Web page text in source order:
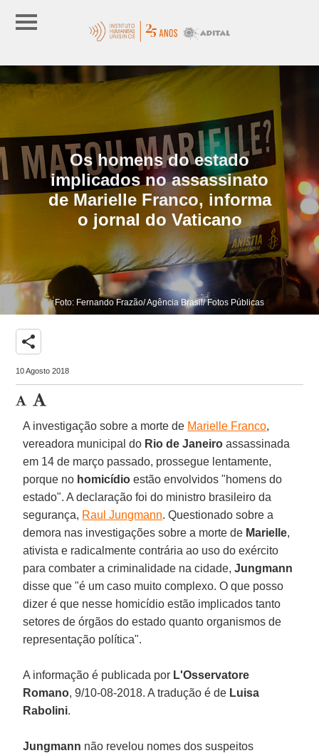
Os homens do estado
implicados no assassinato
de Marielle Franco, informa
o jornal do Vaticano
Foto: Fernando Frazão/ Agência Brasil/ Fotos Públicas
share
10 Agosto 2018
A investigação sobre a morte de Marielle Franco,
vereadora municipal do Rio de Janeiro assassinada
em 14 de março passado, prossegue lentamente,
porque no homicídio estão envolvidos "homens do
estado". A declaração foi do ministro brasileiro da
segurança, Raul Jungmann. Questionado sobre a
demora nas investigações sobre a morte de Marielle,
ativista e radicalmente contrária ao uso do exército
para combater a criminalidade na cidade,Jungmann
disse que "é um caso muito complexo. O que posso
dizer é que nesse homicídio estão implicados tanto
setores de órgãos do estado quanto organismos de
representação política".
A informação é publicada por L'Osservatore
Romano, 9/10-08-2018. A tradução é de Luisa
Rabolini.
Jungmann não revelou nomes dos suspeitos